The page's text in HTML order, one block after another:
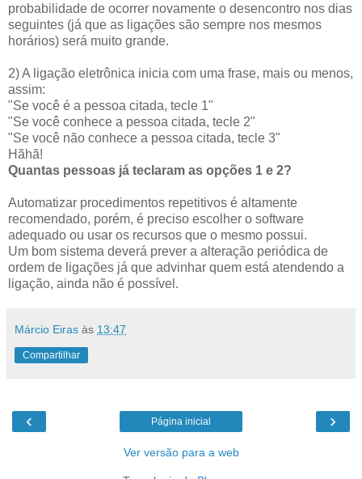
probabilidade de ocorrer novamente o desencontro nos dias
seguintes (já que as ligações são sempre nos mesmos
horários) será muito grande.
2) A ligação eletrônica inicia com uma frase, mais ou menos,
assim:
"Se você é a pessoa citada, tecle 1"
"Se você conhece a pessoa citada, tecle 2"
"Se você não conhece a pessoa citada, tecle 3"
Hãhã!
Quantas pessoas já teclaram as opções 1 e 2?
Automatizar procedimentos repetitivos é altamente
recomendado, porém, é preciso escolher o software
adequado ou usar os recursos que o mesmo possui.
Um bom sistema deverá prever a alteração periódica de
ordem de ligações já que advinhar quem está atendendo a
ligação, ainda não é possível.
Márcio Eiras às 13:47
Compartilhar
‹ ›
Página inicial
Ver versão para a web